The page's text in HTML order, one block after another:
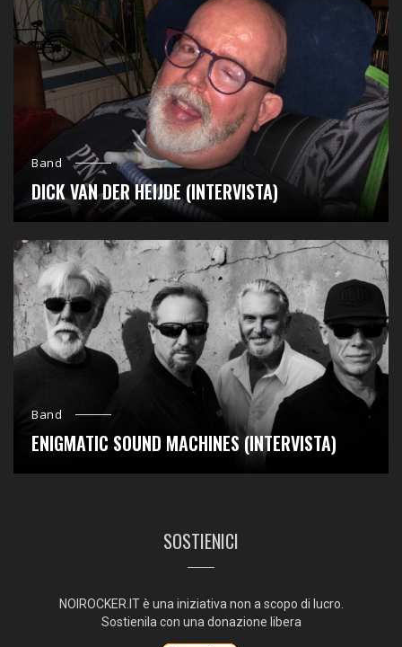
Band
DICK VAN DER HEIJDE (INTERVISTA)
Band
ENIGMATIC SOUND MACHINES (INTERVISTA)
SOSTIENICI
NOIROCKER.IT è una iniziativa non a scopo di lucro.
Sostienila con una donazione libera